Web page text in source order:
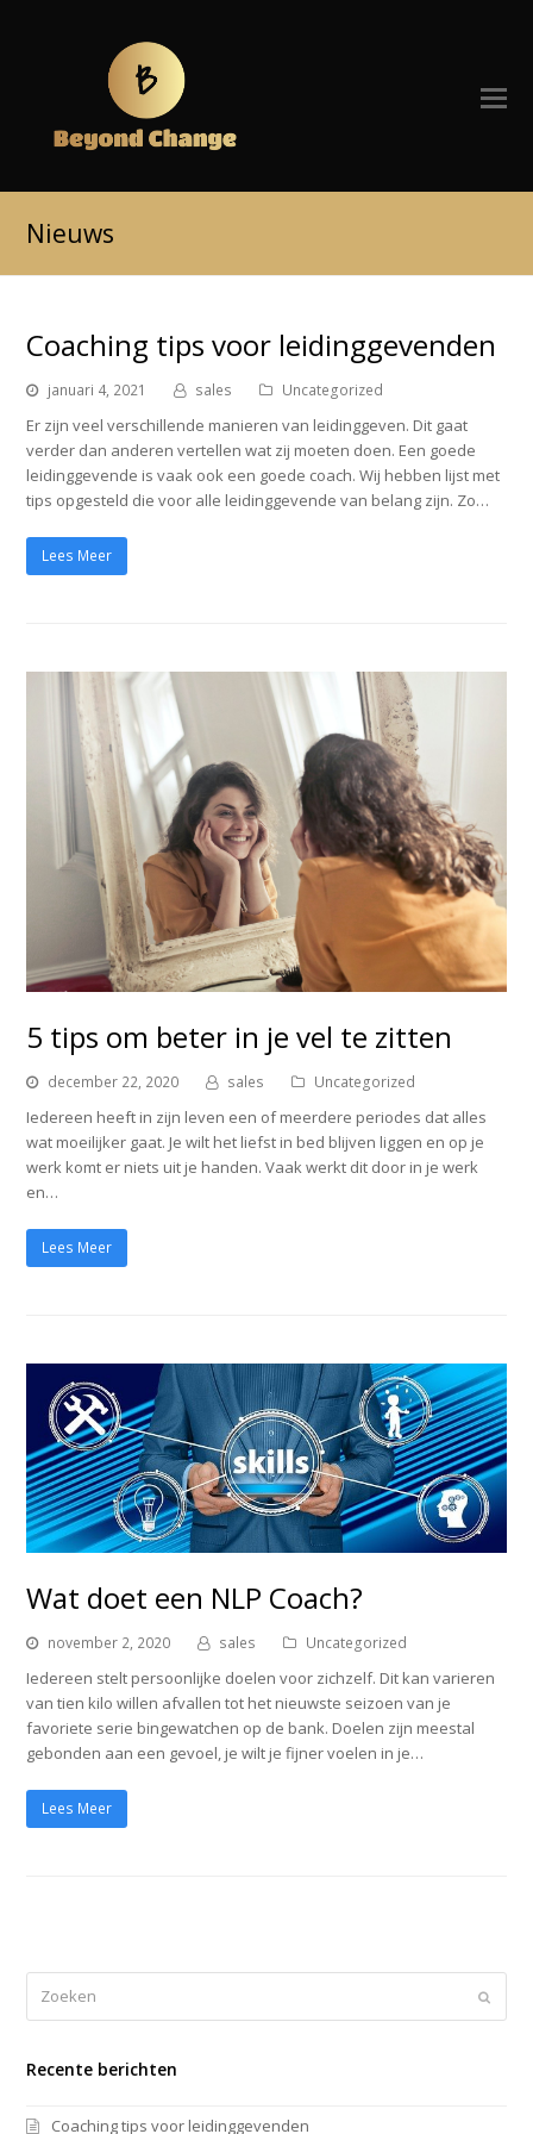
Nieuws
Coaching tips voor leidinggevenden
januari 4, 2021 sales Uncategorized
Er zijn veel verschillende manieren van leidinggeven. Dit gaat
verder dan anderen vertellen wat zij moeten doen. Een goede
leidinggevende is vaak ook een goede coach. Wij hebben lijst met
tips opgesteld die voor alle leidinggevende van belang zijn. Zo…
Lees Meer
5 tips om beter in je vel te zitten
december 22, 2020 sales Uncategorized
Iedereen heeft in zijn leven een of meerdere periodes dat alles
wat moeilijker gaat. Je wilt het liefst in bed blijven liggen en op je
werk komt er niets uit je handen. Vaak werkt dit door in je werk
en…
Lees Meer
Wat doet een NLP Coach?
november 2, 2020 sales Uncategorized
Iedereen stelt persoonlijke doelen voor zichzelf. Dit kan varieren
van tien kilo willen afvallen tot het nieuwste seizoen van je
favoriete serie bingewatchen op de bank. Doelen zijn meestal
gebonden aan een gevoel, je wilt je fijner voelen in je…
Lees Meer
Recente berichten
Coaching tips voor leidinggevenden